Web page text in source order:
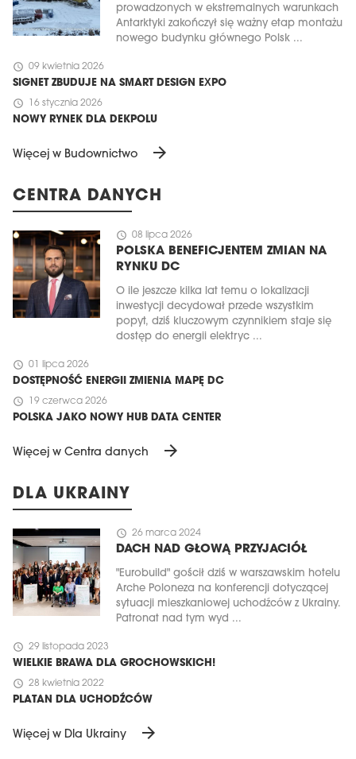
prowadzonych w ekstremalnych warunkach
Antarktyki zakończył się ważny etap montażu
nowego budynku głównego Polsk ...
schedule 09 kwietnia 2026
SIGNET ZBUDUJE NA SMART DESIGN EXPO
schedule 16 stycznia 2026
NOWY RYNEK DLA DEKPOLU
Więcej w Budownictwo arrow_forward
CENTRA DANYCH
schedule 08 lipca 2026
POLSKA BENEFICJENTEM ZMIAN NA
RYNKU DC
O ile jeszcze kilka lat temu o lokalizacji
inwestycji decydował przede wszystkim
popyt, dziś kluczowym czynnikiem staje się
dostęp do energii elektryc ...
schedule 01 lipca 2026
DOSTĘPNOŚĆ ENERGII ZMIENIA MAPĘ DC
schedule 19 czerwca 2026
POLSKA JAKO NOWY HUB DATA CENTER
Więcej w Centra danych arrow_forward
DLA UKRAINY
schedule 26 marca 2024
DACH NAD GŁOWĄ PRZYJACIÓŁ
"Eurobuild" gościł dziś w warszawskim hotelu
Arche Poloneza na konferencji dotyczącej
sytuacji mieszkaniowej uchodźców z Ukrainy.
Patronat nad tym wyd ...
schedule 29 listopada 2023
WIELKIE BRAWA DLA GROCHOWSKICH!
schedule 28 kwietnia 2022
PLATAN DLA UCHODŹCÓW
Więcej w Dla Ukrainy arrow_forward